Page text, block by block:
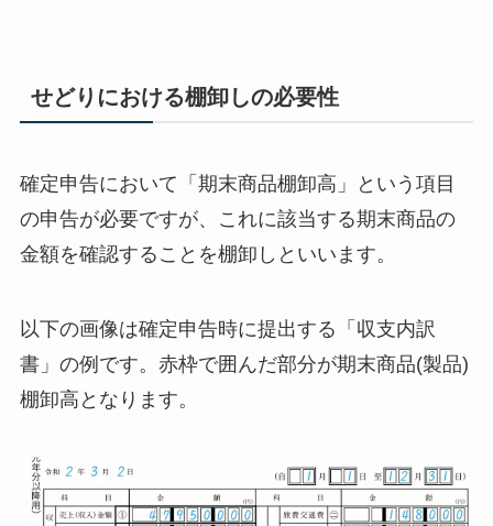
せどりにおける棚卸しの必要性
確定申告において「期末商品棚卸高」という項目
の申告が必要ですが、これに該当する期末商品の
金額を確認することを棚卸しといいます。
以下の画像は確定申告時に提出する「収支内訳
書」の例です。赤枠で囲んだ部分が期末商品(製品)
棚卸高となります。